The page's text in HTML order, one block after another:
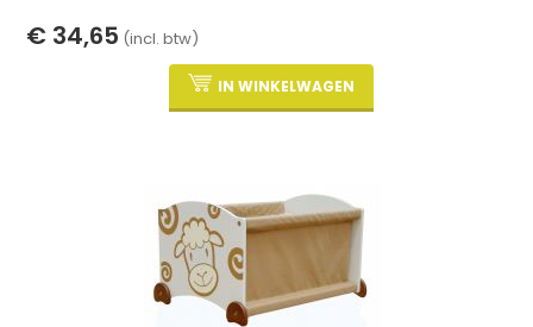
€ 34,65 (incl. btw)
IN WINKELWAGEN